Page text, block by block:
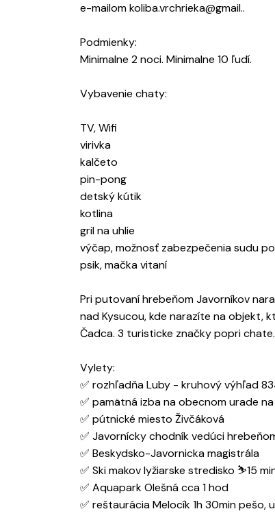
e-mailom koliba.vrchrieka@gmail..
Podmienky:
Minimalne 2 noci. Minimalne 10 ľudí.
Vybavenie chaty:
TV, Wifi
virivka
kalčeto
pin-pong
detský kútik
kotlina
gril na uhlie
výčap, možnosť zabezpečenia sudu
psik, mačka vitaní
Pri putovaní hrebeňom Javorníkov
nad Kysucou, kde narazíte na objekt,
Čadca. 3 turisticke značky popri chate.
Vylety:
✅ rozhľadňa Luby - kruhový výhľad
✅ pamätná izba na obecnom urade
✅ pútnické miesto Živčáková
✅ Javornícky chodník vedúci
✅ Beskydsko-Javornicka magistrála
✅ Ski makov lyžiarske stredisko ⛷15
✅ Aquapark Olešná cca 1 hod
✅ reštaurácia Melocík 1h 30min pešo,